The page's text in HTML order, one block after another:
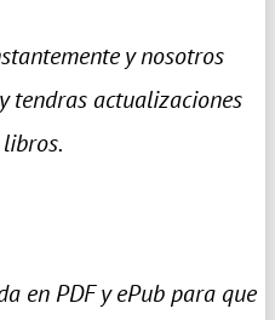
y nosotros
tendras actualizaciones
en PDF y ePub para que